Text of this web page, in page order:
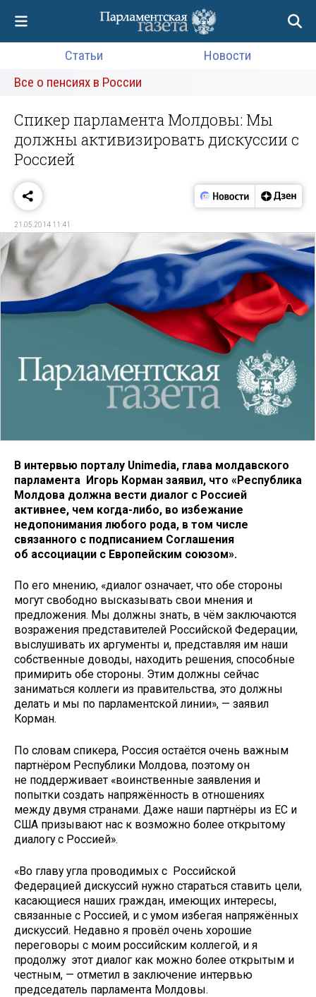
Статьи
Новости
Все о пенсиях в России
Спикер парламента Молдовы: Мы
должны активизировать дискуссии с
Россией
21.05.2014 11:41
В интервью порталу Unimedia, глава молдавского
парламента Игорь Корман заявил, что «Республика
Молдова должна вести диалог с Россией
активнее, чем когда-либо, во избежание
недопонимания любого рода, в том числе
связанного с подписанием Соглашения
об ассоциации с Европейским союзом».
По его мнению, «диалог означает, что обе стороны
могут свободно высказывать свои мнения и
предложения. Мы должны знать, в чём заключаются
возражения представителей Российской Федерации,
выслушивать их аргументы и, представляя им наши
собственные доводы, находить решения, способные
примирить обе стороны. Этим должны сейчас
заниматься коллеги из правительства, это должны
делать и мы по парламентской линии», — заявил
Корман.
По словам спикера, Россия остаётся очень важным
партнёром Республики Молдова, поэтому он
не поддерживает «воинственные заявления и
попытки создать напряжённость в отношениях
между двумя странами. Даже наши партнёры из ЕС и
США призывают нас к возможно более открытому
диалогу с Россией».
«Во главу угла проводимых с Российской
Федерацией дискуссий нужно стараться ставить цели,
касающиеся наших граждан, имеющих интересы,
связанные с Россией, и с умом избегая напряжённых
дискуссий. Недавно я провёл очень хорошие
переговоры с моим российским коллегой, и я
продолжу этот диалог как можно более открытым и
честным, — отметил в заключение интервью
председатель парламента Молдовы.